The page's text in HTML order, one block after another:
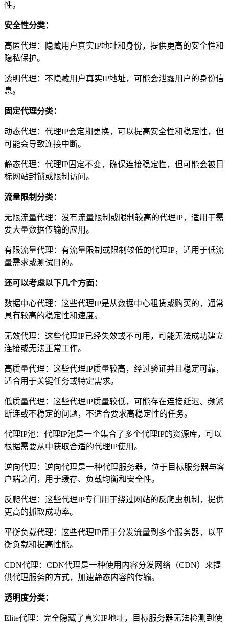
性。
安全性分类：
高匿代理：隐藏用户真实IP地址和身份，提供更高的安全性和
隐私保护。
透明代理：不隐藏用户真实IP地址，可能会泄露用户的身份信
息。
固定代理分类：
动态代理：代理IP会定期更换，可以提高安全性和稳定性，但
可能会导致连接中断。
静态代理：代理IP固定不变，确保连接稳定性，但可能会被目
标网站封锁或限制访问。
流量限制分类：
无限流量代理：没有流量限制或限制较高的代理IP，适用于需
要大量数据传输的应用。
有限流量代理：有流量限制或限制较低的代理IP，适用于低流
量需求或测试目的。
还可以考虑以下几个方面：
数据中心代理：这些代理IP是从数据中心租赁或购买的，通常
具有较高的稳定性和速度。
无效代理：这些代理IP已经失效或不可用，可能无法成功建立
连接或无法正常工作。
高质量代理：这些代理IP质量较高，经过验证并且稳定可靠，
适合用于关键任务或特定需求。
低质量代理：这些代理IP质量较低，可能存在连接延迟、频繁
断连或不稳定的问题，不适合要求高稳定性的任务。
代理IP池：代理IP池是一个集合了多个代理IP的资源库，可以
根据需要从中获取合适的代理IP使用。
逆向代理：逆向代理是一种代理服务器，位于目标服务器与客
户端之间，用于缓存、负载均衡和安全性。
反爬代理：这些代理IP专门用于绕过网站的反爬虫机制，提供
更高的抓取成功率。
平衡负载代理：这些代理IP用于分发流量到多个服务器，以平
衡负载和提高性能。
CDN代理：CDN代理是一种使用内容分发网络（CDN）来提
供代理服务的方式，加速静态内容的传输。
透明度分类：
Elite代理：完全隐藏了真实IP地址，目标服务器无法检测到使